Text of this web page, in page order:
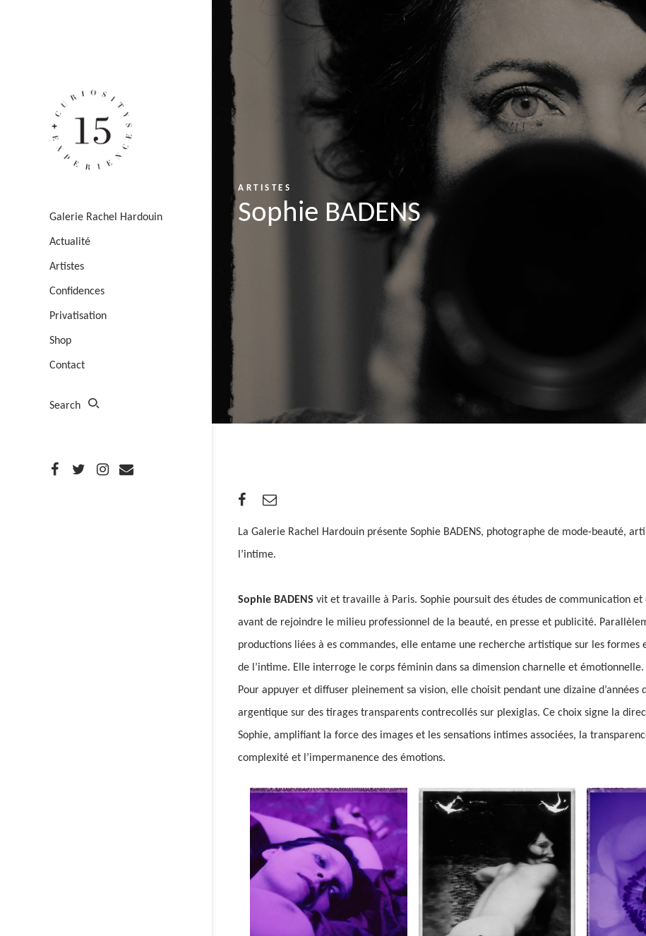
Galerie Rachel Hardouin
Actualité
Artistes
Confidences
Privatisation
Shop
Contact
Search
ARTISTES
Sophie BADENS
La Galerie Rachel Hardouin présente Sophie BADENS, photographe de mode-beauté,
l’intime.
Sophie BADENS vit et travaille à Paris. Sophie poursuit des études de communication et
avant de rejoindre le milieu professionnel de la beauté, en presse et publicité.
productions liées à es commandes, elle entame une recherche artistique sur les formes
de l’intime. Elle interroge le corps féminin dans sa dimension charnelle et émotionnelle.
Pour appuyer et diffuser pleinement sa vision, elle choisit pendant une dizaine d’années
argentique sur des tirages transparents contrecollés sur plexiglas. Ce choix signe la
Sophie, amplifiant la force des images et les sensations intimes associées, la
complexité et l’impermanence des émotions.